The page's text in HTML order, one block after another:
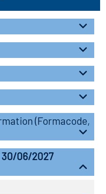
(Formacode,
30/06/2027